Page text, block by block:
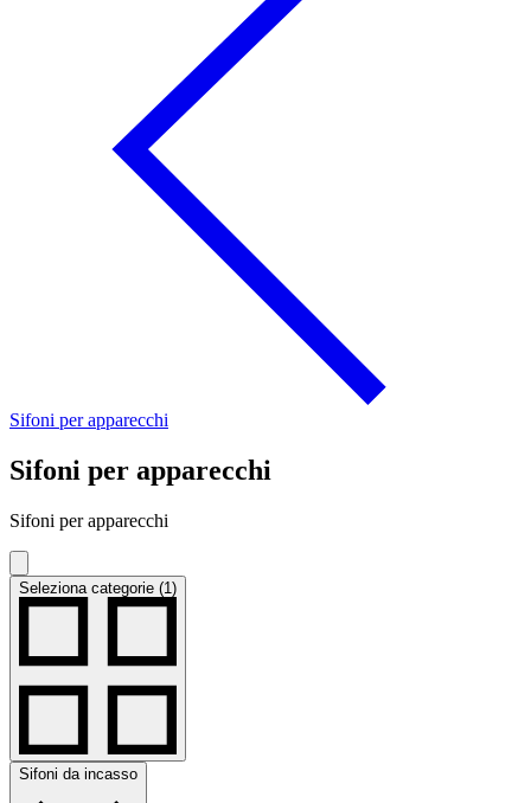
Sifoni per apparecchi
Sifoni per apparecchi
Sifoni per apparecchi
Seleziona categorie (1)
Sifoni da incasso